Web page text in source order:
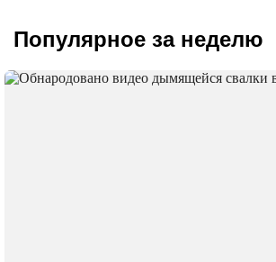
Популярное за неделю